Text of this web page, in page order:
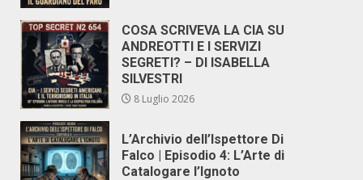
COSA SCRIVEVA LA CIA SU
ANDREOTTI E I SERVIZI
SEGRETI? – DI ISABELLA
SILVESTRI
8 Luglio 2026
L’Archivio dell’Ispettore Di
Falco | Episodio 4: L’Arte di
Catalogare l’Ignoto